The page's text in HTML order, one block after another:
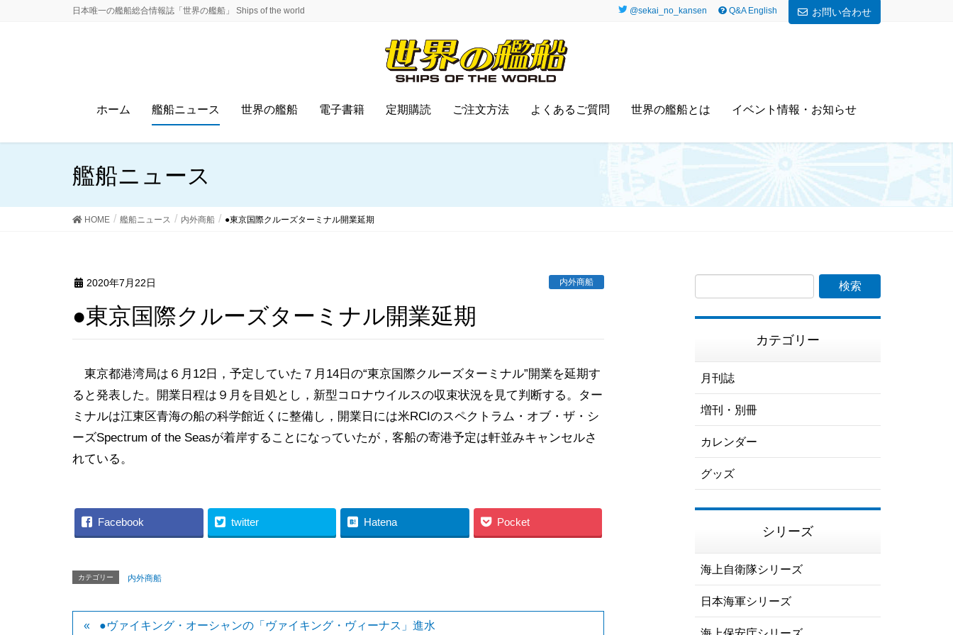
日本唯一の艦船総合情報誌「世界の艦船」 Ships of the world @sekai_no_kansen Q&A English お問い合わせ
ホーム 艦船ニュース 世界の艦船 電子書籍 定期購読 ご注文方法 よくあるご質問 世界の艦船とは イベント情報・お知らせ
艦船ニュース
HOME 艦船ニュース 内外商船 ●東京国際クルーズターミナル開業延期
2020年7月22日 内外商船
●東京国際クルーズターミナル開業延期
東京都港湾局は６月12日，予定していた７月14日の“東京国際クルーズターミナル”開業を延期す
ると発表した。開業日程は９月を目処とし，新型コロナウイルスの収束状況を見て判断する。ター
ミナルは江東区青海の船の科学館近くに整備し，開業日には米RCIのスペクトラム・オブ・ザ・シ
ーズSpectrum of the Seasが着岸することになっていたが，客船の寄港予定は軒並みキャンセルさ
れている。
Facebook twitter Hatena Pocket
カテゴリー 内外商船
●ヴァイキング・オーシャンの「ヴァイキング・ヴィーナス」進水
カテゴリー
月刊誌
増刊・別冊
カレンダー
グッズ
シリーズ
海上自衛隊シリーズ
日本海軍シリーズ